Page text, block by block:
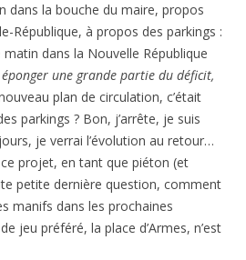
dans la bouche du maire, propos
République, à propos des parkings :
dans la Nouvelle République
une grande partie du déficit,
plan de circulation, c’était
parkings ? Bon, j’arrête, je suis
je verrai l’évolution au retour…
projet, en tant que piéton (et
petite dernière question, comment
manifs dans les prochaines
jeu préféré, la place d’Armes, n’est